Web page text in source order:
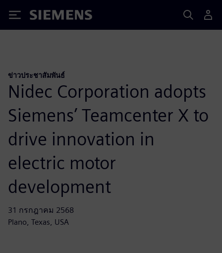
Siemens
ข่าวประชาสัมพันธ์
Nidec Corporation adopts
Siemens’ Teamcenter X to
drive innovation in
electric motor
development
31 กรกฎาคม 2568
Plano, Texas, USA